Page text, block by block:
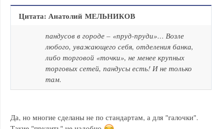
Цитата: Анатолий МЕЛЬНИКОВ
пандусов в городе – «пруд-пруди»… Возле
любого, уважающего себя, отделения банка,
либо торговой «точки», не менее крупных
торговых сетей, пандусы есть! И не только
там.
Да, но многие сделаны не по стандартам, а для "галочки".